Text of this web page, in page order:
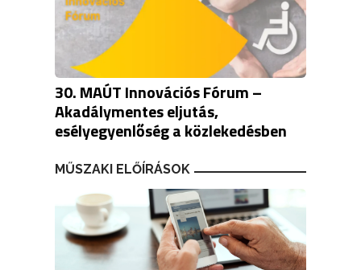
30. MAÚT Innovációs Fórum –
Akadálymentes eljutás,
esélyegyenlőség a közlekedésben
MŰSZAKI ELŐÍRÁSOK